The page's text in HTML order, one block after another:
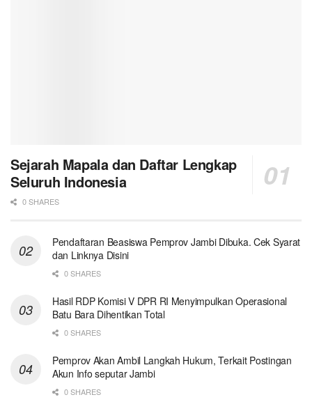
Sejarah Mapala dan Daftar Lengkap
Seluruh Indonesia
0 SHARES
Pendaftaran Beasiswa Pemprov Jambi Dibuka. Cek Syarat
dan Linknya Disini
0 SHARES
Hasil RDP Komisi V DPR RI Menyimpulkan Operasional
Batu Bara Dihentikan Total
0 SHARES
Pemprov Akan Ambil Langkah Hukum, Terkait Postingan
Akun Info seputar Jambi
0 SHARES